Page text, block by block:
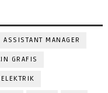
ASSISTANT MANAGER
GRAFIS
ELEKTRIK